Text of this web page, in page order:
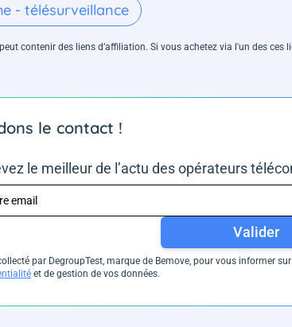
- télésurveillance
contenir des liens d’affiliation. Si vous achetez via l'un des
le contact !
le meilleur de l’actu des opérateurs
Valider
par DegroupTest, marque de Bemove, pour vous informer
et de gestion de vos données.